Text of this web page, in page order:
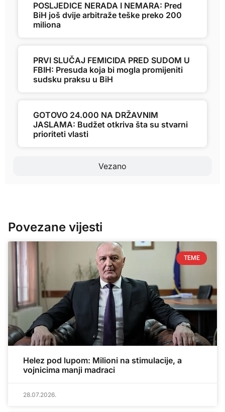
Vezano
POSLJEDICE NERADA I NEMARA: Pred
BiH još dvije arbitraže teške preko 200
miliona
PRVI SLUČAJ FEMICIDA PRED SUDOM U
FBIH: Presuda koja bi mogla promijeniti
sudsku praksu u BiH
GOTOVO 24.000 NA DRŽAVNIM
JASLAMA: Budžet otkriva šta su stvarni
prioriteti vlasti
Povezane vijesti
TEME
Helez pod lupom: Milioni na stimulacije, a
vojnicima manji madraci
28.07.2026.